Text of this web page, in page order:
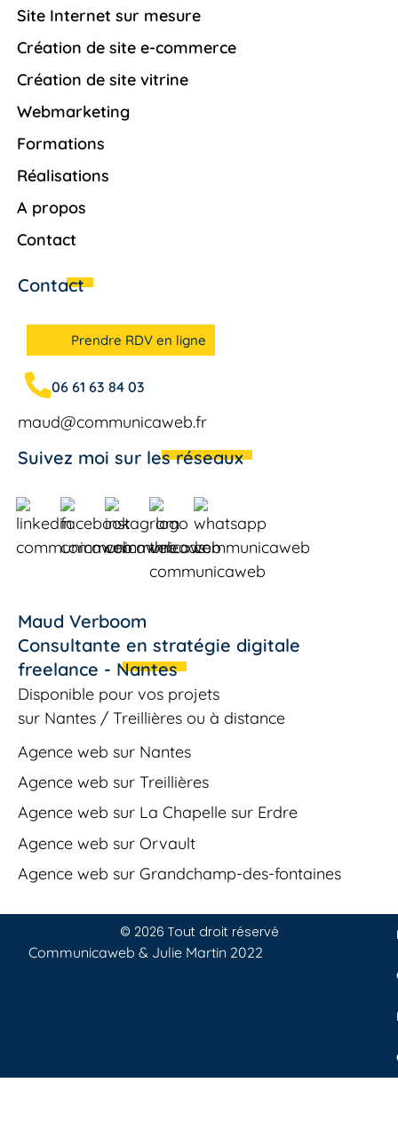
Maud Verboom
Consultante en stratégie digitale
freelance - Nantes
Disponible pour vos projets
sur Nantes / Treillières ou à distance
Agence web sur Nantes
Agence web sur Treillières
Agence web sur La Chapelle sur Erdre
Agence web sur Orvault
Agence web sur Grandchamp-des-fontaines
Contact
Prendre RDV en ligne
06 61 63 84 03
maud@communicaweb.fr
Suivez moi sur les réseaux
Site Internet sur mesure
Création de site e-commerce
Création de site vitrine
Webmarketing
Formations
Réalisations
A propos
Contact
© 2026 Tout droit réservé
Communicaweb & Julie Martin 2022